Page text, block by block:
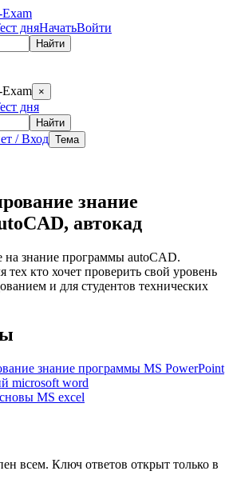
Exam
дняНачатьВойти
Найти
Exam ×
дня
Найти
/ Вход Тема
знание
автокад
на знание программы autoCAD.
тех кто хочет проверить свой уровень
и для студентов технических
знание программы MS PowerPoint
microsoft word
MS excel
всем. Ключ ответов открыт только в